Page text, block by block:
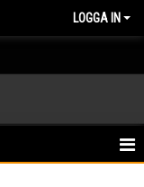
LOGGA IN